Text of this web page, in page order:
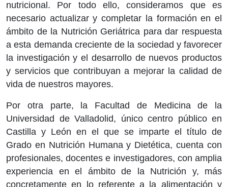
nutricional. Por todo ello, consideramos que es
necesario actualizar y completar la formación en el
ámbito de la Nutrición Geriátrica para dar respuesta
a esta demanda creciente de la sociedad y favorecer
la investigación y el desarrollo de nuevos productos
y servicios que contribuyan a mejorar la calidad de
vida de nuestros mayores.
Por otra parte, la Facultad de Medicina de la
Universidad de Valladolid, único centro público en
Castilla y León en el que se imparte el título de
Grado en Nutrición Humana y Dietética, cuenta con
profesionales, docentes e investigadores, con amplia
experiencia en el ámbito de la Nutrición y, más
concretamente en lo referente a la alimentación y